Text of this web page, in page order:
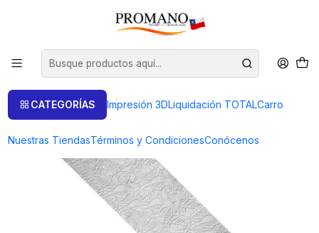
CATEGORÍAS Impresión 3DLiquidación TOTALCarro
Nuestras TiendasTérminos y CondicionesConócenos
Semielaborados Plata Láminas Texturizadas
LAMINA TEXTURADA TEX-20C-20 TROZO 20 GRAMOS